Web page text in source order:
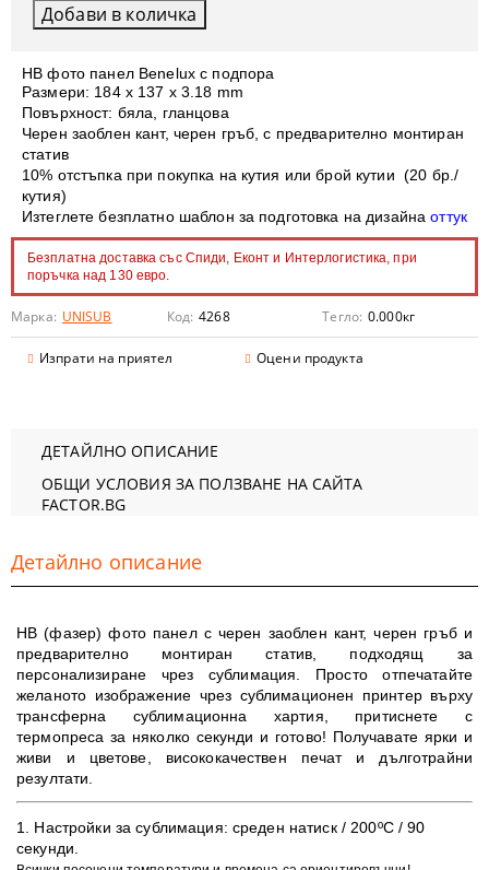
HB фото панел Benelux с подпора
Размери: 184 x 137 х 3.18 mm
Повърхност: бяла, гланцова
Черен заоблен кант, черен гръб, с предварително монтиран
статив
10% отстъпка при покупка на кутия или брой кутии (20 бр./
кутия)
Изтеглете безплатно шаблон за подготовка на дизайна оттук
Безплатна доставка със Спиди, Еконт и Интерлогистика, при
поръчка над 130 евро.
Марка: UNISUB Код: 4268 Тегло: 0.000кг
Изпрати на приятел Оцени продукта
ДЕТАЙЛНО ОПИСАНИЕ
ОБЩИ УСЛОВИЯ ЗА ПОЛЗВАНЕ НА САЙТА
FACTOR.BG
Детайлно описание
HB (фазер) фото панел с черен заоблен кант, черен гръб и
предварително монтиран статив , подходящ за
персонализиране чрез сублимация. Просто отпечатайте
желаното изображение чрез сублимационен принтер върху
трансферна сублимационна хартия, притиснете с
термопреса за няколко секунди и готово! Получавате ярки и
живи и цветове, висококачествен печат и дълготрайни
резултати
​1. Настройки за сублимация: среден натиск / 200ºC / 90
секунди.